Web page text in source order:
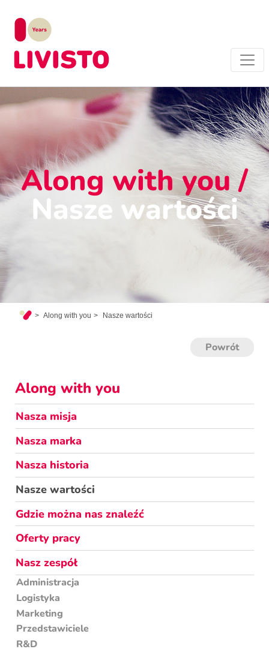
Along with you /
Nasze wartości
Along with you Nasze wartości
Powrót
Along with you
Nasza misja
Nasza marka
Nasza historia
Nasze wartości
Gdzie można nas znaleźć
Oferty pracy
Nasz zespół
Administracja
Logistyka
Marketing
Przedstawiciele
R&D